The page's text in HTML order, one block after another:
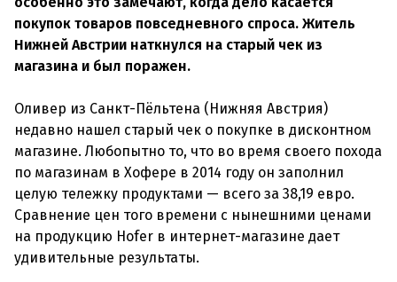
покупок товаров повседневного спроса. Житель
Нижней Австрии наткнулся на старый чек из
магазина и был поражен.
Оливер из Санкт-Пёльтена (Нижняя Австрия)
недавно нашел старый чек о покупке в дисконтном
магазине. Любопытно то, что во время своего похода
по магазинам в Хофере в 2014 году он заполнил
целую тележку продуктами — всего за 38,19 евро.
Сравнение цен того времени с нынешними ценами
на продукцию Hofer в интернет-магазине дает
удивительные результаты.